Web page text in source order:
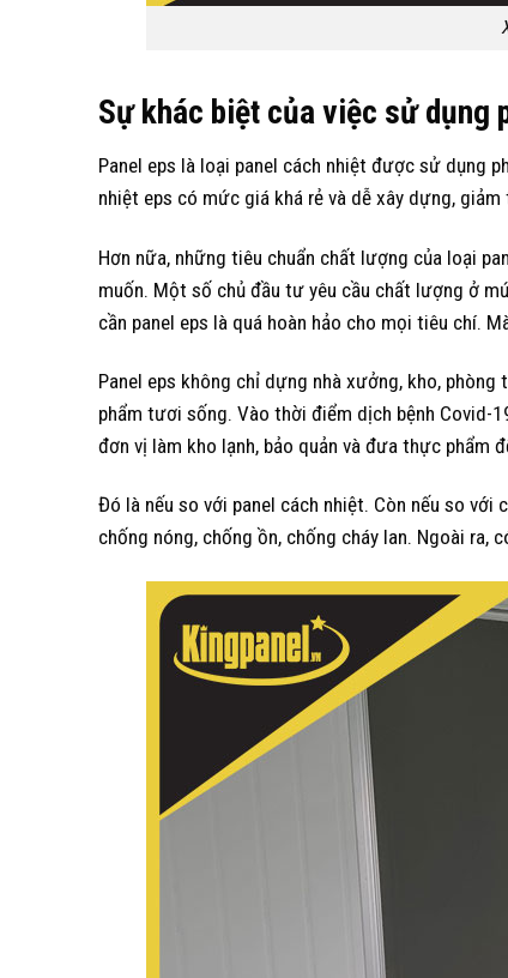
Sự khác biệt của việc sử dụng
Panel eps là loại panel cách nhiệt được sử dụng
nhiệt eps có mức giá khá rẻ và dễ xây dựng,
Hơn nữa, những tiêu chuẩn chất lượng của loại
muốn. Một số chủ đầu tư yêu cầu chất lượng ở
cần panel eps là quá hoàn hảo cho mọi tiêu chí.
Panel eps không chỉ dựng nhà xưởng, kho,
phẩm tươi sống. Vào thời điểm dịch bệnh Covid-
đơn vị làm kho lạnh, bảo quản và đưa thực phẩm
Đó là nếu so với panel cách nhiệt. Còn nếu so
chống nóng, chống ồn, chống cháy lan. Ngoài ra,